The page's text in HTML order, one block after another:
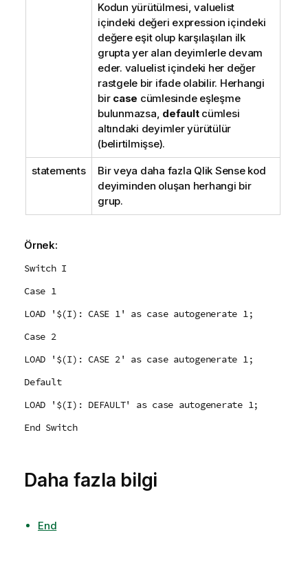
Kodun yürütülmesi, valuelist
içindeki değeri expression içindeki
değere eşit olup karşılaşılan ilk
grupta yer alan deyimlerle devam
eder. valuelist içindeki her değer
rastgele bir ifade olabilir. Herhangi
bir case cümlesinde eşleşme
bulunmazsa, defaultcümlesi
altındaki deyimler yürütülür
(belirtilmişse).
statements Bir veya daha fazla Qlik Sensekod
deyiminden oluşan herhangi bir
grup.
Örnek:
Switch I
Case 1
LOAD '$(I): CASE 1' as case autogenerate 1;
Case 2
LOAD '$(I): CASE 2' as case autogenerate 1;
Default
LOAD '$(I): DEFAULT' as case autogenerate 1;
End Switch
Daha fazla bilgi
End